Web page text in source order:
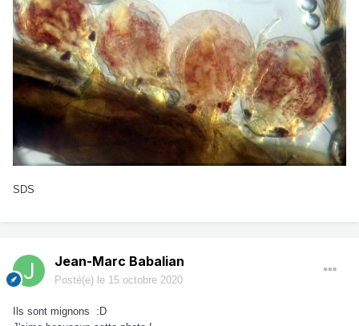
SDS
Jean-Marc Babalian
Posté(e) le 15 octobre 2020
Ils sont mignons :D